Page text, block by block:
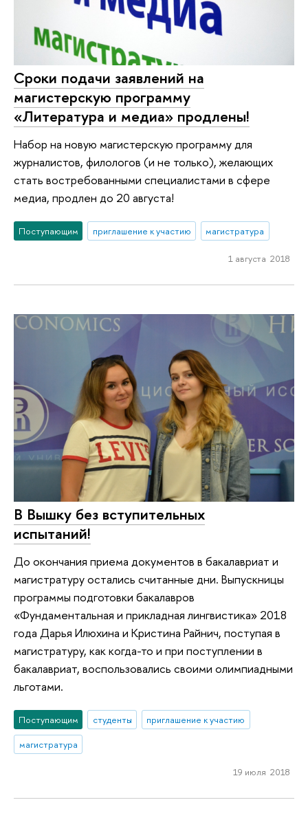
Сроки подачи заявлений на
магистерскую программу
«Литература и медиа» продлены!
Набор на новую магистерскую программу для
журналистов, филологов (и не только), желающих
стать востребованными специалистами в сфере
медиа, продлен до 20 августа!
Поступающим приглашение к участию магистратура
1 августа 2018
В Вышку без вступительных
испытаний!
До окончания приема документов в бакалавриат и
магистратуру остались считанные дни. Выпускницы
программы подготовки бакалавров
«Фундаментальная и прикладная лингвистика» 2018
года Дарья Илюхина и Кристина Райнич, поступая в
магистратуру, как когда-то и при поступлении в
бакалавриат, воспользовались своими олимпиадными
льготами.
Поступающим студенты
приглашение к участию
магистратура
19 июля 2018